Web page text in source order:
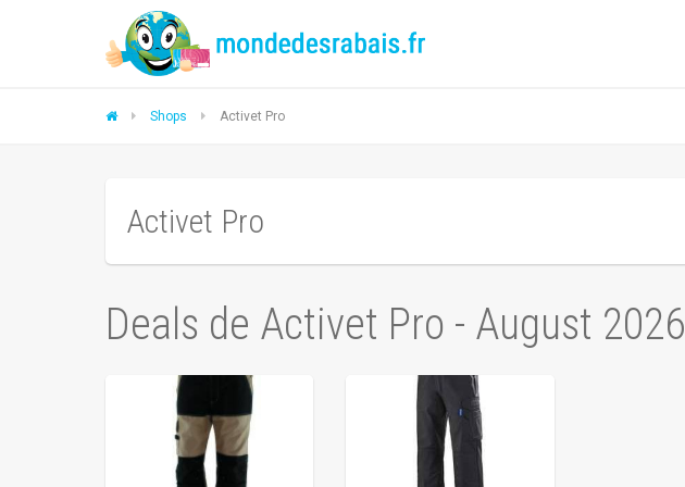
Shops Activet Pro
Activet Pro
Deals de Activet Pro - August 2026